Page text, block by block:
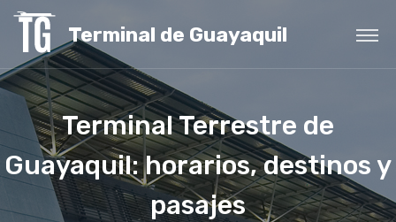
Terminal de Guayaquil
Terminal Terrestre de
Guayaquil: horarios, destinos y
pasajes